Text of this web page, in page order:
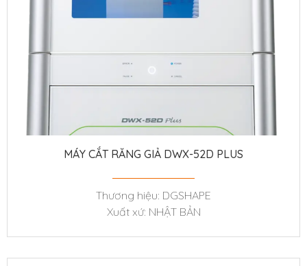
MÁY CẮT RĂNG GIẢ DWX-52D PLUS
Thương hiệu: DGSHAPE
Xuất xứ: NHẬT BẢN